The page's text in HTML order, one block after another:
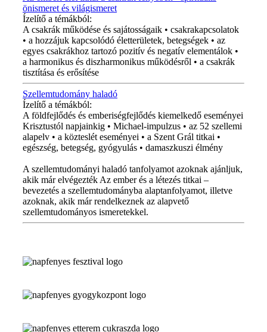
önismeret és világismeret
Ízelítő a témákból:
A csakrák működése és sajátosságaik • csakrakapcsolatok
• a hozzájuk kapcsolódó életterületek, betegségek • az
egyes csakrákhoz tartozó pozitív és negatív elementálok •
a harmonikus és diszharmonikus működésről • a csakrák
tisztítása és erősítése
Szellemtudomány haladó
Ízelítő a témákból:
A földfejlődés és emberiségfejlődés kiemelkedő eseményei
Krisztustól napjainkig • Michael-impulzus • az 52 szellemi
alapelv • a közteslét eseményei • a Szent Grál titkai •
egészség, betegség, gyógyulás • damaszkuszi élmény
A szellemtudományi haladó tanfolyamot azoknak ajánljuk,
akik már elvégezték Az ember és a létezés titkai –
bevezetés a szellemtudományba alaptanfolyamot, illetve
azoknak, akik már rendelkeznek az alapvető
szellemtudományos ismeretekkel.